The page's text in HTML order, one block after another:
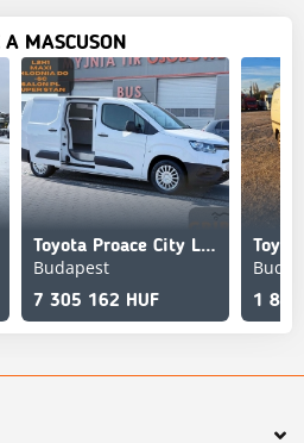
A MASCUSON
Toyota Proace City Long L2 Chłodnia/Izoterma Salon PL, Je
Budapest
7 305 162 HUF 1 863